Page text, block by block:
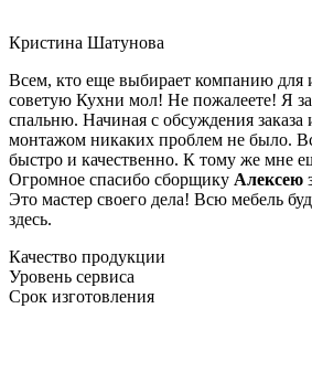
Кристина Шатунова
Всем, кто еще выбирает компанию для
советую Кухни мол! Не пожалеете! Я
спальню. Начиная с обсуждения заказа
монтажом никаких проблем не было.
быстро и качественно. К тому же мне
Огромное спасибо сборщику Алексею
Это мастер своего дела! Всю мебель
здесь.
Качество продукции
Уровень сервиса
Срок изготовления